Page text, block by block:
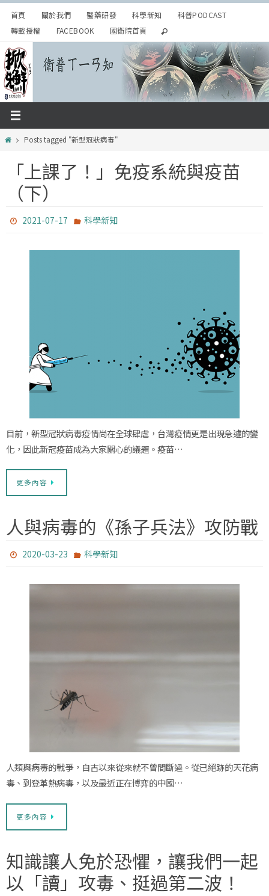
Skip
content
首頁 關於我們 醫藥研發 科學新知
科普PODCAST
轉載授權
FACEBOOK 國衛院首頁
HomePosts tagged "新型冠狀病毒"
「上課了！」免疫系統與疫苗
（下）
2021-07-17 科學新知
目前，新型冠狀病毒疫情尚在全球肆虐，台灣疫情更是出現急遽的變
化，因此新冠疫苗成為大家關心的議題。疫苗…
更多內容
人與病毒的《孫子兵法》攻防戰
2020-03-23 科學新知
人類與病毒的戰爭，自古以來從來就不曾間斷過。從已絕跡的天花病
毒、到登革熱病毒，以及最近正在博弈的中國…
更多內容
知識讓人免於恐懼，讓我們一起
以「讀」攻毒、挺過第二波！